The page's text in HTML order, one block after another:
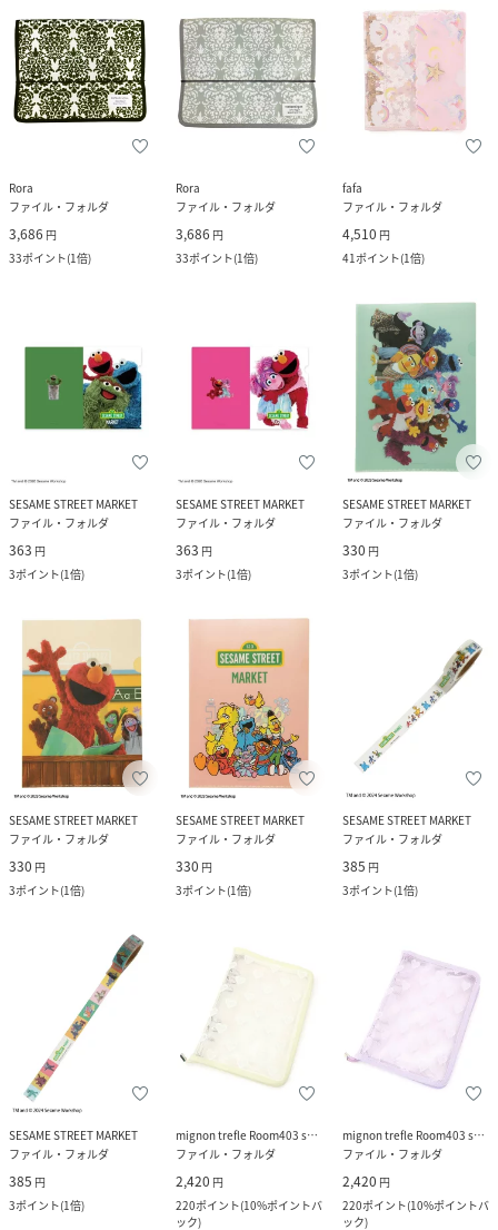
Rora
ファイル・フォルダ
3,686 円
33ポイント(1倍)
Rora
ファイル・フォルダ
3,686 円
33ポイント(1倍)
fafa
ファイル・フォルダ
4,510 円
41ポイント(1倍)
SESAME STREET MARKET
ファイル・フォルダ
363 円
3ポイント(1倍)
SESAME STREET MARKET
ファイル・フォルダ
363 円
3ポイント(1倍)
SESAME STREET MARKET
ファイル・フォルダ
330 円
3ポイント(1倍)
SESAME STREET MARKET
ファイル・フォルダ
330 円
3ポイント(1倍)
SESAME STREET MARKET
ファイル・フォルダ
330 円
3ポイント(1倍)
SESAME STREET MARKET
ファイル・フォルダ
385 円
3ポイント(1倍)
SESAME STREET MARKET
ファイル・フォルダ
385 円
3ポイント(1倍)
mignon trefle Room403 selected
ファイル・フォルダ
2,420 円
220ポイント(10%ポイントバ
ック)
mignon trefle Room403 selected
ファイル・フォルダ
2,420 円
220ポイント(10%ポイントバ
ック)